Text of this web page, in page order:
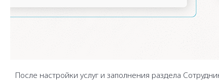
После настройки услуг и заполнения раздела